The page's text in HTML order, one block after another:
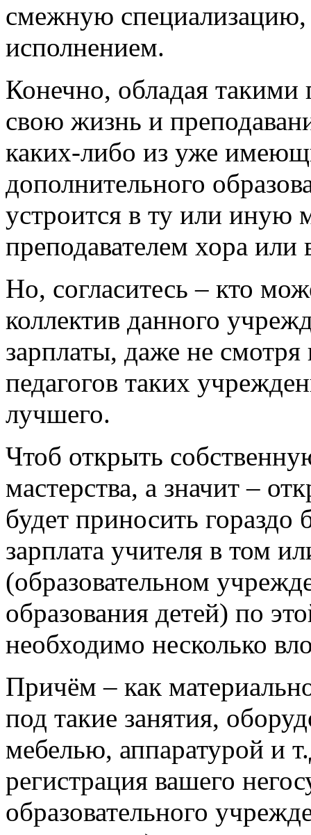
смежную
исполнением.
Конечно, обладая
свою жизнь и
каких-либо из уже
дополнительного
устроится в ту или иную
преподавателем хора
Но, согласитесь – кто
коллектив данного
зарплаты, даже не
педагогов таких
лучшего.
Чтоб открыть
мастерства, а значит –
будет приносить
зарплата учителя в том
(образовательном
образования детей) по
необходимо несколько
Причём – как
под такие занятия,
мебелью, аппаратурой и
регистрация вашего
образовательного